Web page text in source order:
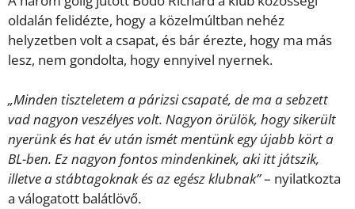
oldalán felidézte, hogy a közelmúltban nehéz
helyzetben volt a csapat, és bár érezte, hogy ma más
lesz, nem gondolta, hogy ennyivel nyernek.
„Minden tiszteletem a párizsi csapaté, de ma a sebzett
vad nagyon veszélyes volt. Nagyon örülök, hogy sikerült
nyerünk és hat év után ismét mentünk egy újabb kört a
BL-ben. Ez nagyon fontos mindenkinek, aki itt játszik,
illetve a stábtagoknak és az egész klubnak”– nyilatkozta
a válogatott balátlövő.